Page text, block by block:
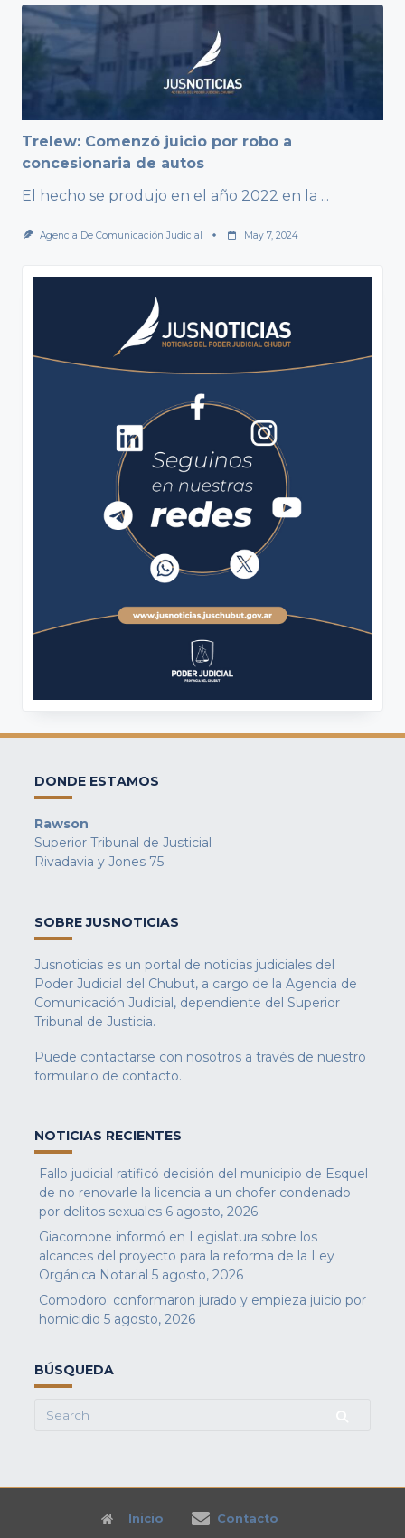
Trelew: Comenzó juicio por robo a
concesionaria de autos
El hecho se produjo en el año 2022 en la ...
Agencia De Comunicación Judicial May 7, 2024
DONDE ESTAMOS
Rawson
Superior Tribunal de Justicial
Rivadavia y Jones 75
SOBRE JUSNOTICIAS
Jusnoticias es un portal de noticias judiciales del
Poder Judicial del Chubut, a cargo de la Agencia de
Comunicación Judicial, dependiente del Superior
Tribunal de Justicia.
Puede contactarse con nosotros a través de nuestro
formulario de contacto.
NOTICIAS RECIENTES
Fallo judicial ratificó decisión del municipio de Esquel
de no renovarle la licencia a un chofer condenado
por delitos sexuales 6 agosto, 2026
Giacomone informó en Legislatura sobre los
alcances del proyecto para la reforma de la Ley
Orgánica Notarial 5 agosto, 2026
Comodoro: conformaron jurado y empieza juicio por
homicidio 5 agosto, 2026
BÚSQUEDA
Search
Inicio Contacto